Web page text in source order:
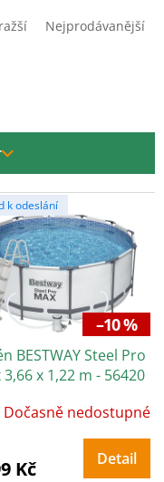
Nejprodávanější
k odeslání
–10 %
BESTWAY Steel Pro
3,66 x 1,22 m - 56420
Dočasně nedostupné
Kč Detail